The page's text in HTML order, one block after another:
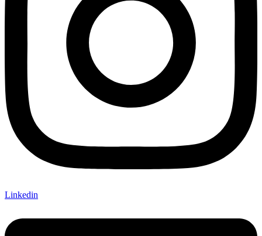
Linkedin